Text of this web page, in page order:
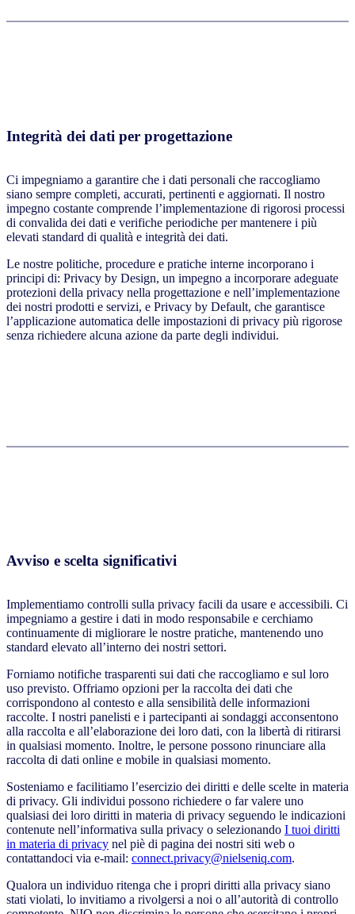
Integrità dei dati per progettazione
Ci impegniamo a garantire che i dati personali che raccogliamo
siano sempre completi, accurati, pertinenti e aggiornati. Il nostro
impegno costante comprende l’implementazione di rigorosi processi
di convalida dei dati e verifiche periodiche per mantenere i più
elevati standard di qualità e integrità dei dati.
Le nostre politiche, procedure e pratiche interne incorporano i
principi di: Privacy by Design, un impegno a incorporare adeguate
protezioni della privacy nella progettazione e nell’implementazione
dei nostri prodotti e servizi, e Privacy by Default, che garantisce
l’applicazione automatica delle impostazioni di privacy più rigorose
senza richiedere alcuna azione da parte degli individui.
Avviso e scelta significativi
Implementiamo controlli sulla privacy facili da usare e accessibili. Ci
impegniamo a gestire i dati in modo responsabile e cerchiamo
continuamente di migliorare le nostre pratiche, mantenendo uno
standard elevato all’interno dei nostri settori.
Forniamo notifiche trasparenti sui dati che raccogliamo e sul loro
uso previsto. Offriamo opzioni per la raccolta dei dati che
corrispondono al contesto e alla sensibilità delle informazioni
raccolte. I nostri panelisti e i partecipanti ai sondaggi acconsentono
alla raccolta e all’elaborazione dei loro dati, con la libertà di ritirarsi
in qualsiasi momento. Inoltre, le persone possono rinunciare alla
raccolta di dati online e mobile in qualsiasi momento.
Sosteniamo e facilitiamo l’esercizio dei diritti e delle scelte in materia
di privacy. Gli individui possono richiedere o far valere uno
qualsiasi dei loro diritti in materia di privacy seguendo le indicazioni
contenute nell’informativa sulla privacy o selezionando I tuoi diritti
in materia di privacy nel piè di pagina dei nostri siti web o
contattandoci via e-mail: connect.privacy@nielseniq.com.
Qualora un individuo ritenga che i propri diritti alla privacy siano
stati violati, lo invitiamo a rivolgersi a noi o all’autorità di controllo